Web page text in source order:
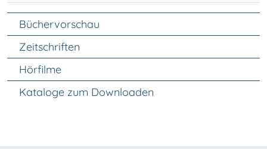
Unter Navigation
Büchervorschau
Zeitschriften
Hörfilme
Kataloge zum Downloaden